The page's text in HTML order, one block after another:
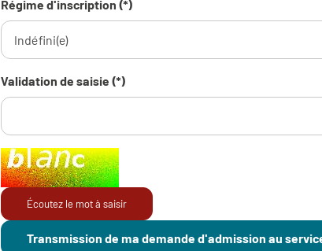
Régime d'inscription (*)
Champ pour les robots. Si vous êtes humains, merci de le
Validation de saisie (*)
Écoutez le mot à saisir